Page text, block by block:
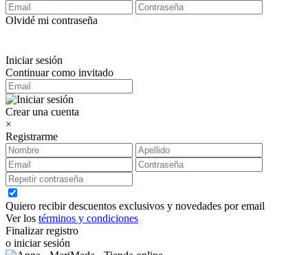
Olvidé mi contraseña
Iniciar sesión
Continuar como invitado
Crear una cuenta
×
Registrarme
Quiero recibir descuentos exclusivos y novedades por email
Ver los términos y condiciones
Finalizar registro
o iniciar sesión